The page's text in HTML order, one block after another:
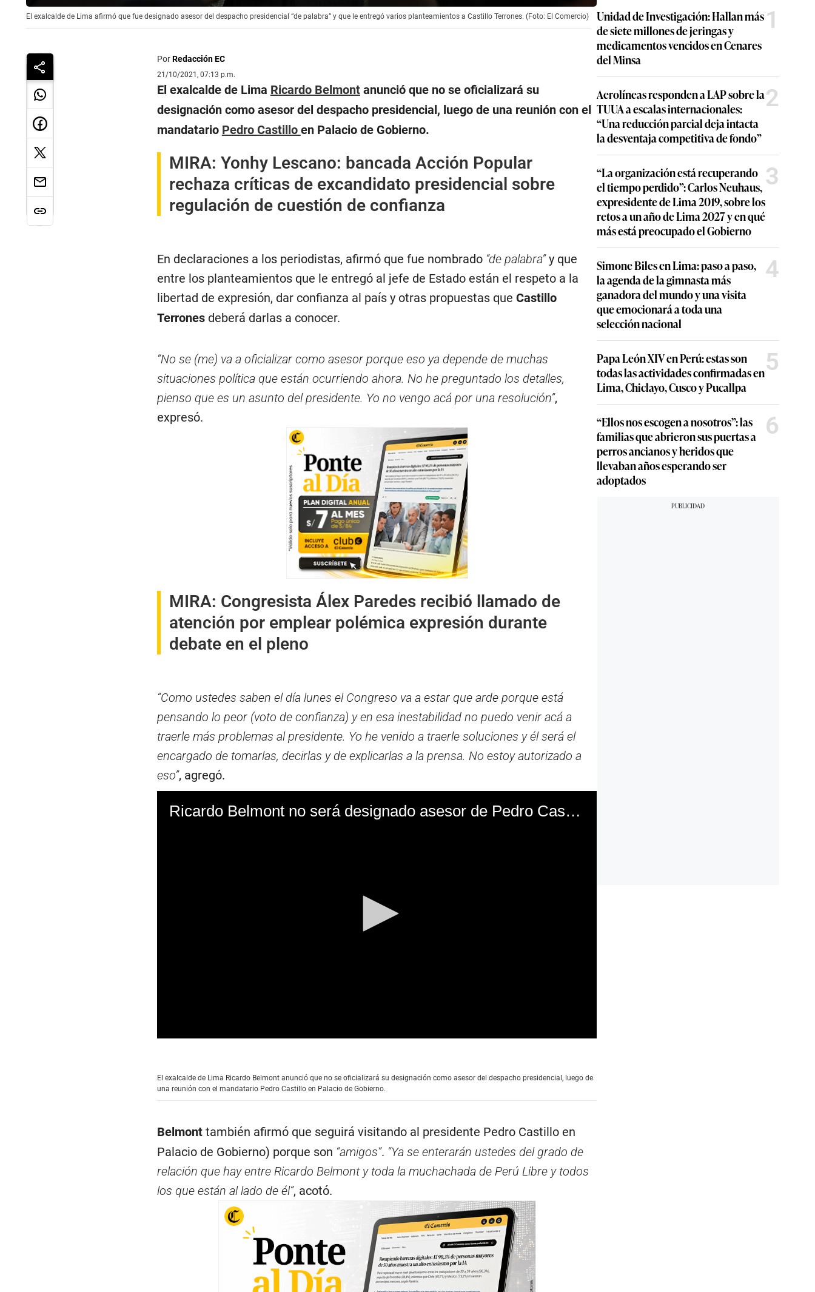
El exalcalde de Lima afirmó que fue designado asesor del despacho presidencial “de palabra” y que le entregó varios planteamientos a Castillo Terrones. (Foto: El Comercio)
PorRedacción EC
21/10/2021, 07:13 p.m.
El exalcalde de Lima Ricardo Belmontanunció que no se oficializará su
designación como asesor del despacho presidencial, luego de una reunión con el
mandatario Pedro Castillo en Palacio de Gobierno.
MIRA: Yonhy Lescano: bancada Acción Popular
rechaza críticas de excandidato presidencial sobre
regulación de cuestión de confianza
En declaraciones a los periodistas, afirmó que fue nombrado “de palabra”y que
entre los planteamientos que le entregó al jefe de Estado están el respeto a la
libertad de expresión, dar confianza al país y otras propuestas que Castillo
Terronesdeberá darlas a conocer.
“No se (me) va a oficializar como asesor porque eso ya depende de muchas
situaciones política que están ocurriendo ahora. No he preguntado los detalles,
pienso que es un asunto del presidente. Yo no vengo acá por una resolución”,
expresó.
MIRA: Congresista Álex Paredes recibió llamado de
atención por emplear polémica expresión durante
debate en el pleno
“Como ustedes saben el día lunes el Congreso va a estar que arde porque está
pensando lo peor (voto de confianza) y en esa inestabilidad no puedo venir acá a
traerle más problemas al presidente. Yo he venido a traerle soluciones y él será el
encargado de tomarlas, decirlas y de explicarlas a la prensa. No estoy autorizado a
eso”, agregó.
Ricardo Belmont no será designado asesor de Pedro Castillo
o
n
d
f
3
m
i
n
u
t
e
El exalcalde de Lima Ricardo Belmont anunció que no se oficializará su designación como asesor del despacho presidencial, luego de
una reunión con el mandatario Pedro Castillo en Palacio de Gobierno.
Belmonttambién afirmó que seguirá visitando al presidente Pedro Castillo en
Palacio de Gobierno) porque son “amigos”. “Ya se enterarán ustedes del grado de
relación que hay entre Ricardo Belmont y toda la muchachada de Perú Libre y todos
los que están al lado de él”, acotó.
Unidad de Investigación: Hallan más
de siete millones de jeringas y
medicamentos vencidos en Cenares
del Minsa
1
Aerolíneas responden a LAP sobre la
TUUA a escalas internacionales:
“Una reducción parcial deja intacta
la desventaja competitiva de fondo”
2
“La organización está recuperando
el tiempo perdido”: Carlos Neuhaus,
expresidente de Lima 2019, sobre los
retos a un año de Lima 2027 y en qué
más está preocupado el Gobierno
3
Simone Biles en Lima: paso a paso,
la agenda de la gimnasta más
ganadora del mundo y una visita
que emocionará a toda una
selección nacional
4
Papa León XIV en Perú: estas son
todas las actividades confirmadas en
Lima, Chiclayo, Cusco y Pucallpa
5
“Ellos nos escogen a nosotros”: las
familias que abrieron sus puertas a
perros ancianos y heridos que
llevaban años esperando ser
adoptados
6